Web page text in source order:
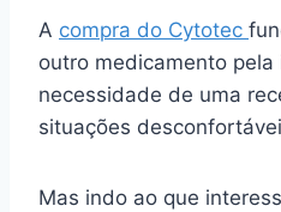
A compra do Cytotec
outro medicamento
necessidade de uma
situações
Mas indo ao que